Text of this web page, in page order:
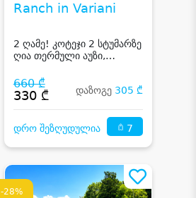
Ranch in Variani
2 ღამე! კოტეჯი 2 სტუმარზე
ღია თერმული აუზი,
სეირნობა და საბავშო
სივრცეები
660 ₾
330 ₾ დაზოგე 305 ₾
დრო შეზღუდულია 7
-28%